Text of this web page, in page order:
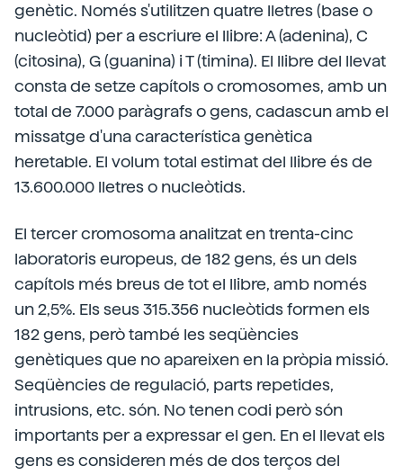
genètic. Només s'utilitzen quatre lletres (base o
nucleòtid) per a escriure el llibre: A (adenina), C
(citosina), G (guanina) i T (timina). El llibre del llevat
consta de setze capítols o cromosomes, amb un
total de 7.000 paràgrafs o gens, cadascun amb el
missatge d'una característica genètica
heretable. El volum total estimat del llibre és de
13.600.000 lletres o nucleòtids.
El tercer cromosoma analitzat en trenta-cinc
laboratoris europeus, de 182 gens, és un dels
capítols més breus de tot el llibre, amb només
un 2,5%. Els seus 315.356 nucleòtids formen els
182 gens, però també les seqüències
genètiques que no apareixen en la pròpia missió.
Seqüències de regulació, parts repetides,
intrusions, etc. són. No tenen codi però són
importants per a expressar el gen. En el llevat els
gens es consideren més de dos terços del